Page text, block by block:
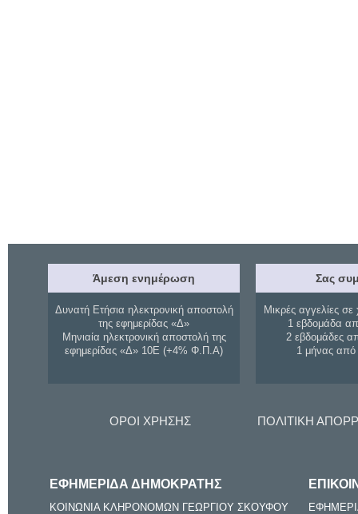
Άμεση ενημέρωση
Δυνατή Ετήσια ηλεκτρονική αποστολή
της εφημερίδας «Δ»
Μηνιαία ηλεκτρονική αποστολή της
εφημερίδας «Δ» 10Ε (+4% Φ.Π.Α)
Σας
Μικρές αγγελίες σε
1 εβδομάδα
2 εβδομάδες
1 μήνας
ΟΡΟΙ ΧΡΗΣΗΣ ΠΟΛΙΤΙΚΗ
ΕΦΗΜΕΡΙΔΑ ΔΗΜΟΚΡΑΤΗΣ
ΚΟΙΝΩΝΙΑ ΚΛΗΡΟΝΟΜΩΝ ΓΕΩΡΓΙΟΥ ΣΚΟΥΦΟΥ